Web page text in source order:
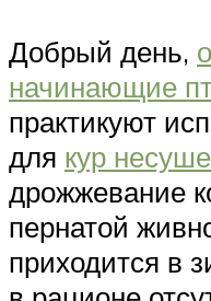
Добрый день,
начинающие
практикуют
для кур
дрожжевание
пернатой
приходится в